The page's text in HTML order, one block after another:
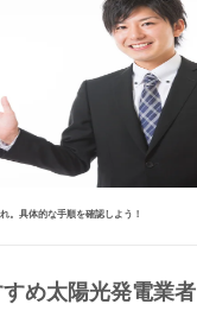
。具体的な手順を確認しよう！
め太陽光発電業者